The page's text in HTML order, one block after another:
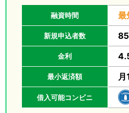
融資時間 最
新規申込者数
金利
最小返済額
借入可能コンビニ